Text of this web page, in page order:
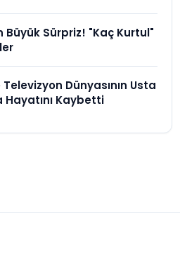
Büyük Sürpriz! "Kaç Kurtul"
Dünyasının Usta
Hayatını Kaybetti